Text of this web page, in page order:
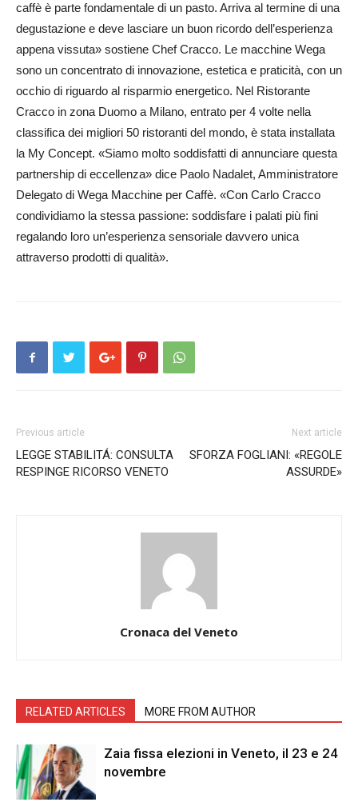
caffè è parte fondamentale di un pasto. Arriva al termine di una
degustazione e deve lasciare un buon ricordo dell’esperienza
appena vissuta» sostiene Chef Cracco. Le macchine Wega
sono un concentrato di innovazione, estetica e praticità, con un
occhio di riguardo al risparmio energetico. Nel Ristorante
Cracco in zona Duomo a Milano, entrato per 4 volte nella
classifica dei migliori 50 ristoranti del mondo, è stata installata
la My Concept. «Siamo molto soddisfatti di annunciare questa
partnership di eccellenza» dice Paolo Nadalet, Amministra­tore
Delegato di Wega Macchine per Caffè. «Con Carlo Cracco
condividiamo la stessa passione: soddisfare i palati più fini
regalando loro un’esperienza sensoriale davvero unica
attraverso prodotti di qualità».
Previous article
LEGGE STABILITÁ: CONSULTA
RESPINGE RICORSO VENETO
Next article
SFORZA FOGLIANI: «REGOLE
ASSURDE»
Cronaca del Veneto
RELATED ARTICLES MORE FROM AUTHOR
Zaia fissa elezioni in Veneto, il 23 e 24
novembre